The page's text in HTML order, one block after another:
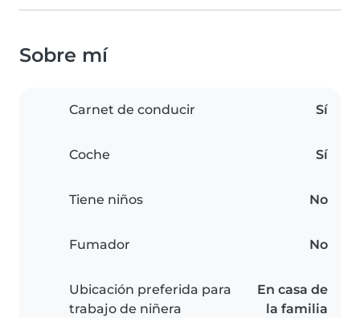
Sobre mí
Carnet de conducir Sí
Coche Sí
Tiene niños No
Fumador No
Ubicación preferida para
trabajo de niñera
En casa de
la familia